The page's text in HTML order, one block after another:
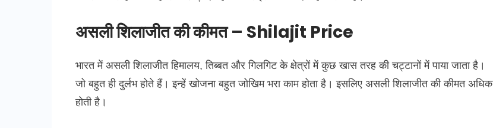
असली शिलाजीत की कीमत – Shilajit Price
भारत में असली शिलाजीत हिमालय, तिब्बत और गिलगिट के क्षेत्रों में कुछ खास तरह की चट्टानों में पाया जाता है।
जो बहुत ही दुर्लभ होते हैं। इन्हें खोजना बहुत जोखिम भरा काम होता है। इसलिए असली शिलाजीत की कीमत अधिक
होती है।